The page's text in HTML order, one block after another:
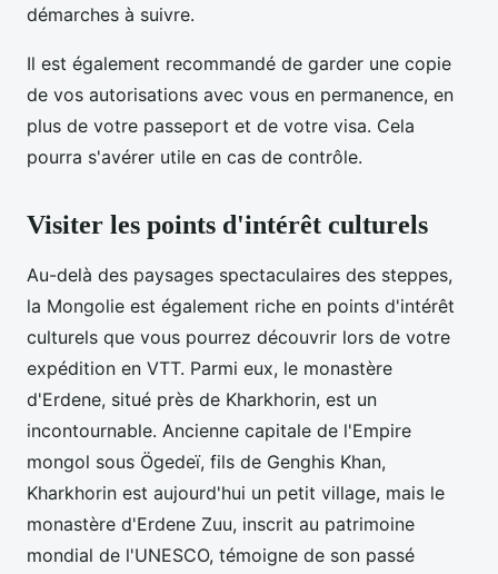
démarches à suivre.
Il est également recommandé de garder une copie
de vos autorisations avec vous en permanence, en
plus de votre passeport et de votre visa. Cela
pourra s'avérer utile en cas de contrôle.
Visiter les points d'intérêt culturels
Au-delà des paysages spectaculaires des steppes,
la Mongolie est également riche en points d'intérêt
culturels que vous pourrez découvrir lors de votre
expédition en VTT. Parmi eux, le monastère
d'Erdene, situé près de Kharkhorin, est un
incontournable. Ancienne capitale de l'Empire
mongol sous Ögedeï, fils de Genghis Khan,
Kharkhorin est aujourd'hui un petit village, mais le
monastère d'Erdene Zuu, inscrit au patrimoine
mondial de l'UNESCO, témoigne de son passé